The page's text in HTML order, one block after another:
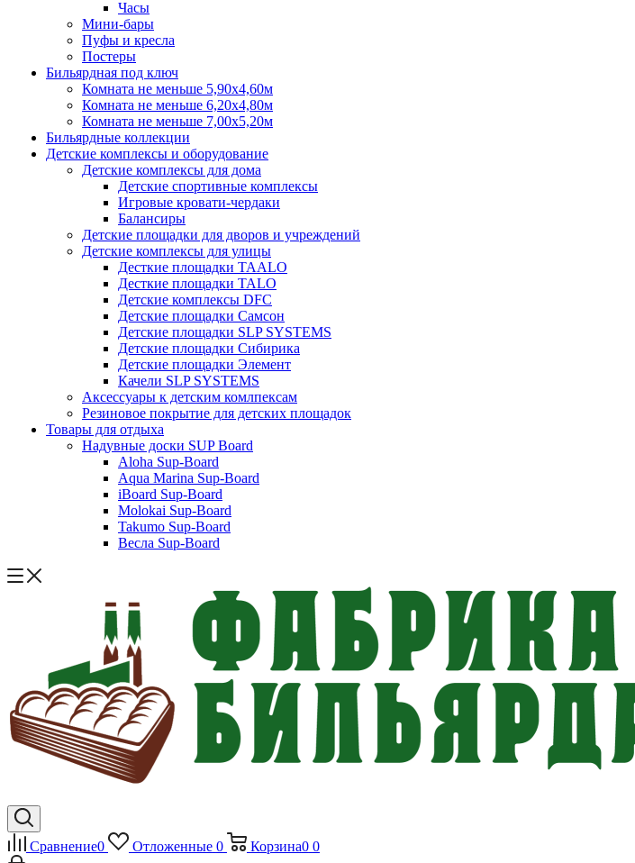
Часы
Мини-бары
Пуфы и кресла
Постеры
Бильярдная под ключ
Комната не меньше 5,90х4,60м
Комната не меньше 6,20х4,80м
Комната не меньше 7,00х5,20м
Бильярдные коллекции
Детские комплексы и оборудование
Детские комплексы для дома
Детские спортивные комплексы
Игровые кровати-чердаки
Балансиры
Детские площадки для дворов и учреждений
Детские комплексы для улицы
Десткие площадки TAALO
Десткие площадки TALO
Детские комплексы DFC
Детские площадки Самсон
Детские площадки SLP SYSTEMS
Детские площадки Сибирика
Детские площадки Элемент
Качели SLP SYSTEMS
Аксессуары к детским комлпексам
Резиновое покрытие для детских площадок
Товары для отдыха
Надувные доски SUP Board
Aloha Sup-Board
Aqua Marina Sup-Board
iBoard Sup-Board
Molokai Sup-Board
Takumo Sup-Board
Весла Sup-Board
Сравнение0 Отложенные 0 Корзина0 0